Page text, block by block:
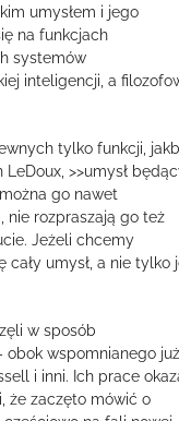
umysłem i jego
na funkcjach
systemów
inteligencji, a
tylko funkcji,
>>umysł
go nawet
nie rozpraszają go też
Jeżeli chcemy
umysł, a nie tylko
w sposób
obok wspomnianego już
i inni. Ich prace
że zaczęto mówić o